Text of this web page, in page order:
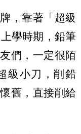
，靠著「超級
學時期，鉛筆
們，一定很陌
級小刀，削鉛
舊，直接削給